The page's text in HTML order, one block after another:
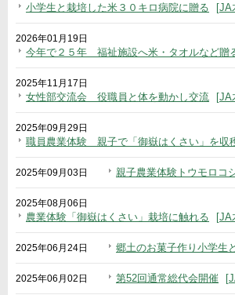
小学生と栽培した米３０キロ病院に贈る JA
2026年01月19日
今年で２５年 福祉施設へ米・タオルなど贈
2025年11月17日
女性部交流会 役職員と体を動かし交流 JA
2025年09月29日
職員農業体験 親子で「御嶽はくさい」を収
2025年09月03日 親子農業体験トウモロコ
2025年08月06日
農業体験「御嶽はくさい」栽培に触れる JA
2025年06月24日 郷土のお菓子作り小学生と
2025年06月02日 第52回通常総代会開催